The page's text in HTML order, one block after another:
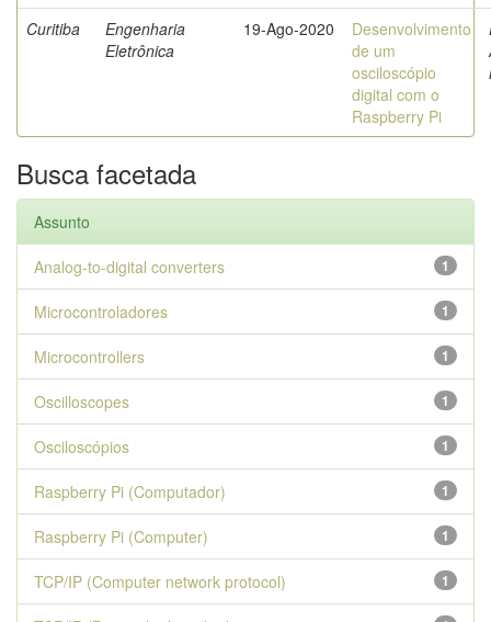
Curitiba
Engenharia
Eletrônica
19-Ago-2020
Desenvolvimento
de um
osciloscópio
digital com o
Raspberry Pi
Busca facetada
Assunto
1
Analog-to-digital converters
1
Microcontroladores
1
Microcontrollers
1
Oscilloscopes
1
Osciloscópios
1
Raspberry Pi (Computador)
1
Raspberry Pi (Computer)
1
TCP/IP (Computer network protocol)